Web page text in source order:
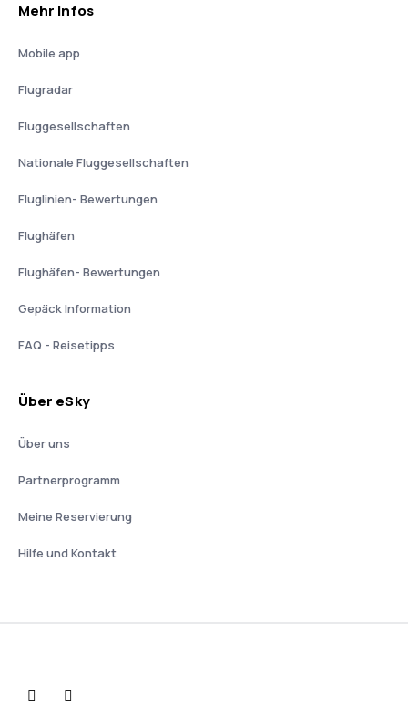
Mehr Infos
Mobile app
Flugradar
Fluggesellschaften
Nationale Fluggesellschaften
Fluglinien- Bewertungen
Flughäfen
Flughäfen- Bewertungen
Gepäck Information
FAQ - Reisetipps
Über eSky
Über uns
Partnerprogramm
Meine Reservierung
Hilfe und Kontakt